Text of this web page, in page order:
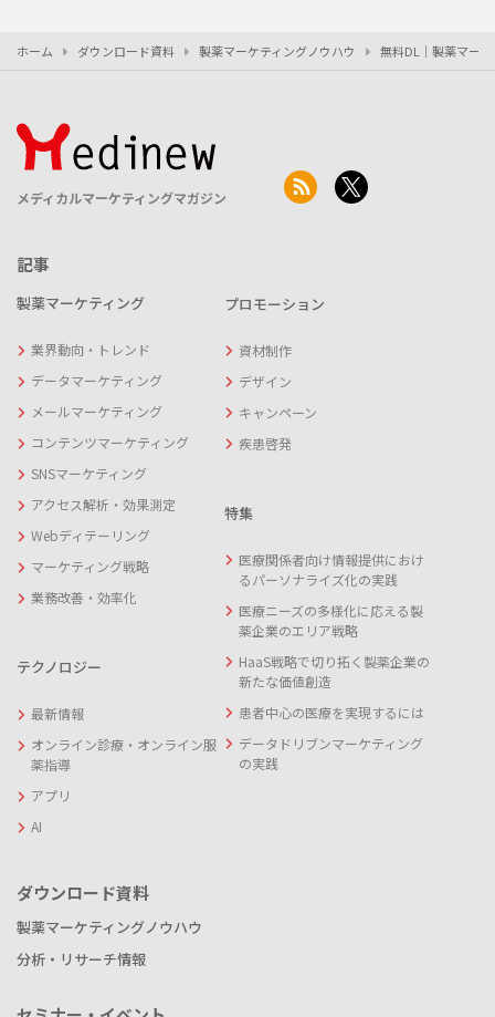
ホーム ダウンロード資料 製薬マーケティングノウハウ 無料DL｜製薬マー
メディカルマーケティングマガジン
記事
製薬マーケティング
業界動向・トレンド
データマーケティング
メールマーケティング
コンテンツマーケティング
SNSマーケティング
アクセス解析・効果測定
Webディテーリング
マーケティング戦略
業務改善・効率化
テクノロジー
最新情報
オンライン診療・オンライン服
薬指導
アプリ
AI
プロモーション
資材制作
デザイン
キャンペーン
疾患啓発
特集
医療関係者向け情報提供におけ
るパーソナライズ化の実践
医療ニーズの多様化に応える製
薬企業のエリア戦略
HaaS戦略で切り拓く製薬企業の
新たな価値創造
患者中心の医療を実現するには
データドリブンマーケティング
の実践
ダウンロード資料
製薬マーケティングノウハウ
分析・リサーチ情報